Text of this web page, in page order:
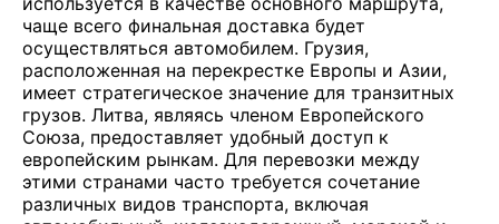
чаще всего финальная доставка будет
осуществляться автомобилем. Грузия,
расположенная на перекрестке Европы и Азии,
имеет стратегическое значение для транзитных
грузов. Литва, являясь членом Европейского
Союза, предоставляет удобный доступ к
европейским рынкам. Для перевозки между
этими странами часто требуется сочетание
различных видов транспорта, включая